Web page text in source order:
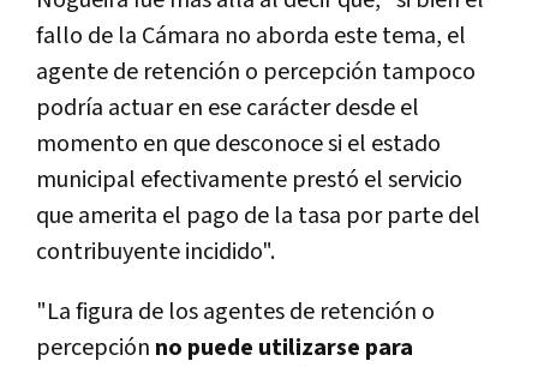
fallo de la Cámara no aborda este tema, el
agente de retención o percepción tampoco
podría actuar en ese carácter desde el
momento en que desconoce si el estado
municipal efectivamente prestó el servicio
que amerita el pago de la tasa por parte del
contribuyente incidido".
"La figura de los agentes de retención o
percepción no puede utilizarse para